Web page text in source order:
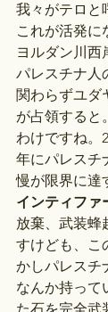
我々がテロと
これが活発に
ヨルダン川西
パレスチナ人
関わらずユダ
が占領すると
わけですね。
年にパレスチ
慢が限界に達
インティファ
放棄、武装蜂
すけども、こ
かしパレスチ
なんか持って